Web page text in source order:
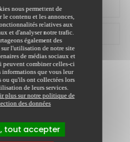
sans espaces,
point)
nous permettent de
le contenu et les annonces,
relatives aux
et d'analyser notre trafic.
également des
l'utilisation de notre site
de médias sociaux et
peuvent combiner celles-ci
informations que vous leur
ou qu'ils ont collectées lors
de leurs services.
plus sur notre politique de
des données
tout accepter